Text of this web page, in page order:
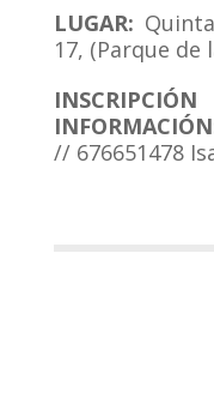
LUGAR:
17, (Parque de
// 676651478